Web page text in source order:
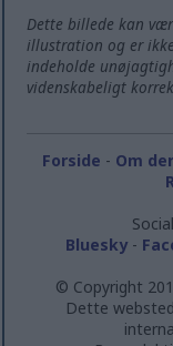
Dette billede kan
illustration og er
indeholde
videnskabeligt
Forside - Om
Bluesky-
© Copyright
Dette